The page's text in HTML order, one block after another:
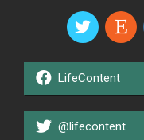
LifeContent
@lifecontent